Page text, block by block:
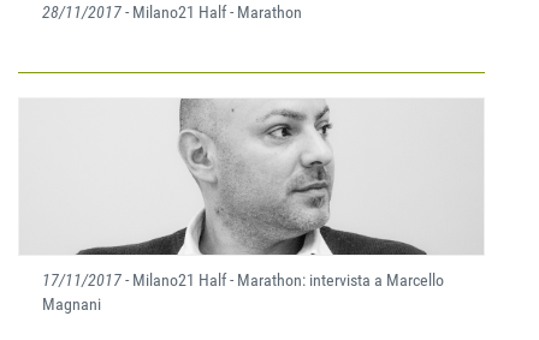
28/11/2017- Milano21 Half - Marathon
17/11/2017- Milano21 Half - Marathon: intervista a Marcello
Magnani